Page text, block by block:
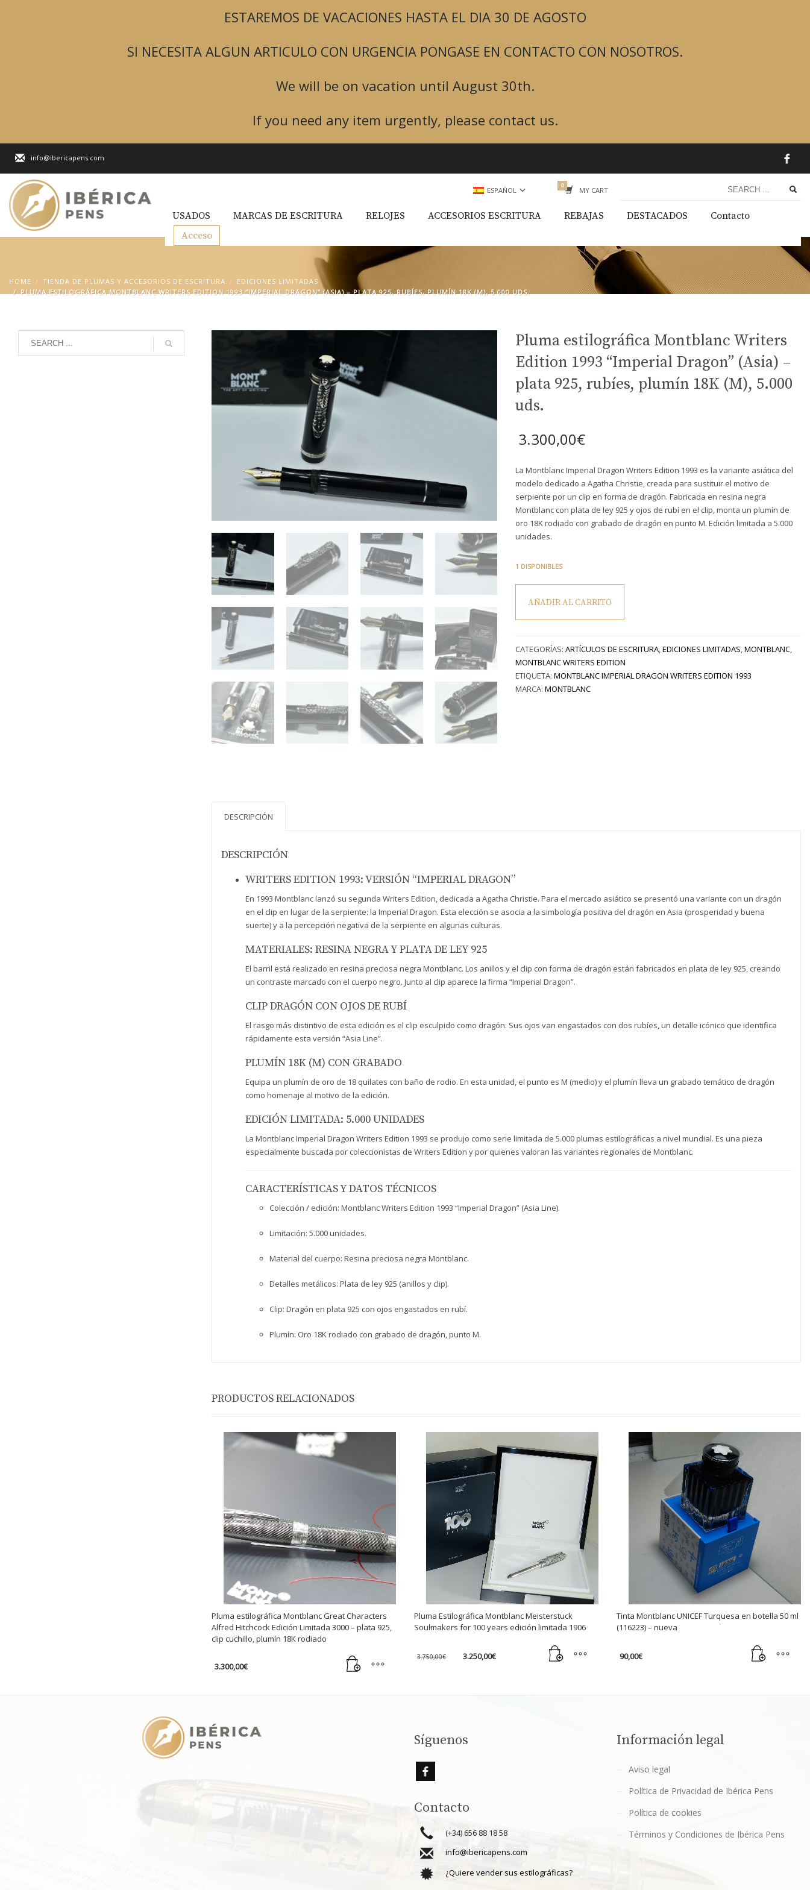
ESTAREMOS DE VACACIONES HASTA EL DIA 30 DE AGOSTO
SI NECESITA ALGUN ARTICULO CON URGENCIA PONGASE EN CONTACTO CON NOSOTROS.
We will be on vacation until August 30th.
If you need any item urgently, please contact us.
info@ibericapens.com
ESPAÑOL MY CART
USADOS MARCAS DE ESCRITURA RELOJES ACCESORIOS ESCRITURA REBAJAS DESTACADOS
Contacto
Acceso
HOME TIENDA DE PLUMAS Y ACCESORIOS DE ESCRITURA
EDICIONES LIMITADAS
PLUMA ESTILOGRÁFICA MONTBLANC WRITERS EDITION 1993 “IMPERIAL DRAGON” (ASIA) – PLATA 925, RUBÍES, PLUMÍN 18K (M), 5.000 UDS.
Pluma estilográfica Montblanc Writers
Edition 1993 “Imperial Dragon” (Asia) –
plata 925, rubíes, plumín 18K (M), 5.000
uds.
3.300,00€
La Montblanc Imperial Dragon Writers Edition 1993 es la variante asiática del
modelo dedicado a Agatha Christie, creada para sustituir el motivo de
serpiente por un clip en forma de dragón. Fabricada en resina negra
Montblanc con plata de ley 925 y ojos de rubí en el clip, monta un plumín de
oro 18K rodiado con grabado de dragón en punto M. Edición limitada a 5.000
unidades.
1 DISPONIBLES
estilográfica
Dragon”
AÑADIR AL CARRITO
CATEGORÍAS: ARTÍCULOS DE ESCRITURA,EDICIONES LIMITADAS,MONTBLANC,
MONTBLANC WRITERS EDITION
ETIQUETA: MONTBLANC IMPERIAL DRAGON WRITERS EDITION 1993
MARCA: MONTBLANC
DESCRIPCIÓN
DESCRIPCIÓN
WRITERS EDITION 1993: VERSIÓN “IMPERIAL DRAGON”
En 1993 Montblanc lanzó su segunda Writers Edition, dedicada a Agatha Christie. Para el mercado asiático se presentó una variante con un dragón
en el clip en lugar de la serpiente: la Imperial Dragon. Esta elección se asocia a la simbología positiva del dragón en Asia (prosperidad y buena
suerte) y a la percepción negativa de la serpiente en algunas culturas.
MATERIALES: RESINA NEGRA Y PLATA DE LEY 925
El barril está realizado en resina preciosa negra Montblanc. Los anillos y el clip con forma de dragón están fabricados en plata de ley 925, creando
un contraste marcado con el cuerpo negro. Junto al clip aparece la firma “Imperial Dragon”.
CLIP DRAGÓN CON OJOS DE RUBÍ
El rasgo más distintivo de esta edición es el clip esculpido como dragón. Sus ojos van engastados con dos rubíes, un detalle icónico que identifica
rápidamente esta versión “Asia Line”.
PLUMÍN 18K (M) CON GRABADO
Equipa un plumín de oro de 18 quilates con baño de rodio. En esta unidad, el punto es M (medio) y el plumín lleva un grabado temático de dragón
como homenaje al motivo de la edición.
EDICIÓN LIMITADA: 5.000 UNIDADES
La Montblanc Imperial Dragon Writers Edition 1993 se produjo como serie limitada de 5.000 plumas estilográficas a nivel mundial. Es una pieza
especialmente buscada por coleccionistas de Writers Edition y por quienes valoran las variantes regionales de Montblanc.
CARACTERÍSTICAS Y DATOS TÉCNICOS
Colección / edición: Montblanc Writers Edition 1993 “Imperial Dragon” (Asia Line).
Limitación: 5.000 unidades.
Material del cuerpo: Resina preciosa negra Montblanc.
Detalles metálicos: Plata de ley 925 (anillos y clip).
Clip: Dragón en plata 925 con ojos engastados en rubí.
Plumín: Oro 18K rodiado con grabado de dragón, punto M.
PRODUCTOS RELACIONADOS
Pluma estilográfica Montblanc Great Characters
Alfred Hitchcock Edición Limitada 3000 – plata 925,
clip cuchillo, plumín 18K rodiado
3.300,00€
Pluma Estilográfica Montblanc Meisterstuck
Soulmakers for 100 years edición limitada 1906
3.750,00€ El
precio
3.250,00€
Tinta Montblanc UNICEF Turquesa en botella 50 ml
(116223) – nueva
90,00€
Síguenos
Contacto
(+34) 656 88 18 58
info@ibericapens.com
¿Quiere vender sus estilográficas?
Información legal
Aviso legal
Política de Privacidad de Ibérica Pens
Política de cookies
Términos y Condiciones de Ibérica Pens